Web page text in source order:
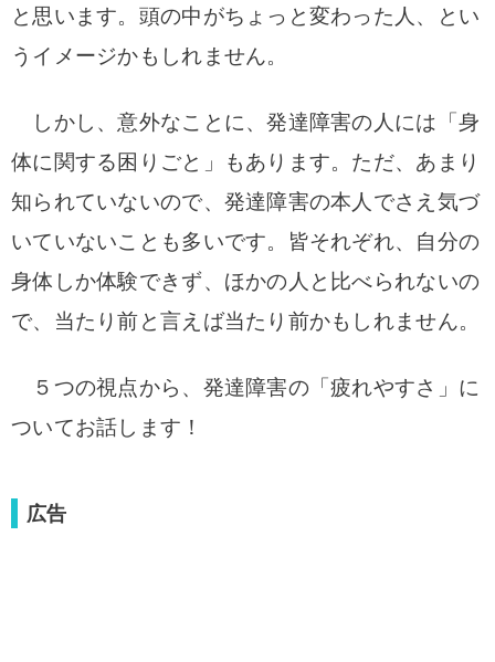
と思います。頭の中がちょっと変わった人、とい
うイメージかもしれません。
しかし、意外なことに、発達障害の人には「身
体に関する困りごと」もあります。 ただ、あまり
知られていないので、発達障害の本人でさえ気づ
いていないことも多いです。
皆それぞれ、自分の
身体しか体験できず、ほかの人と比べられないの
で、当たり前と言えば当たり前かもしれません。
５つの視点から、発達障害の「疲れやすさ」に
ついてお話します！
広告